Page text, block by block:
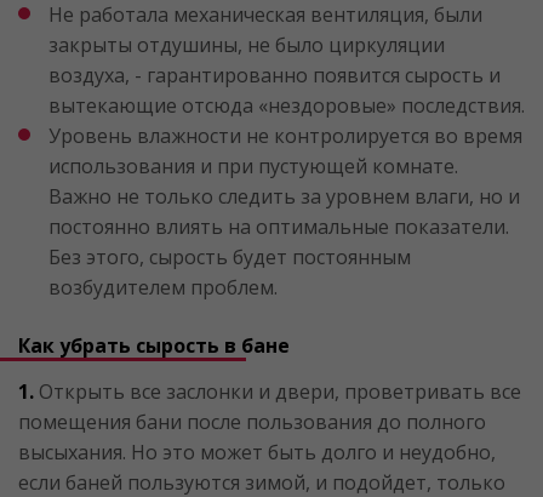
Не работала механическая вентиляция, были
закрыты отдушины, не было циркуляции
воздуха, - гарантированно появится сырость и
вытекающие отсюда «нездоровые» последствия.
Уровень влажности не контролируется во время
использования и при пустующей комнате.
Важно не только следить за уровнем влаги, но и
постоянно влиять на оптимальные показатели.
Без этого, сырость будет постоянным
возбудителем проблем.
Как убрать сырость в бане
1. Открыть все заслонки и двери, проветривать все
помещения бани после пользования до полного
высыхания. Но это может быть долго и неудобно,
если баней пользуются зимой, и подойдет, только